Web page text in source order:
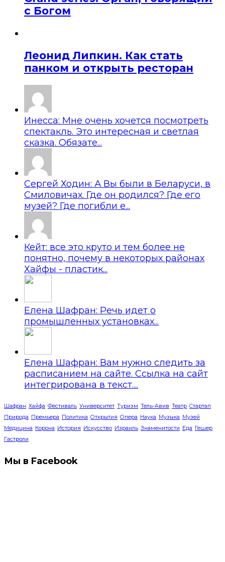
с Богом
Леонид Липкин. Как стать
панком и открыть ресторан
Инесса: Мне очень хочется посмотреть
спектакль. Это интересная и светлая
сказка. Обязате...
Сергей Ходин: А Вы были в Беларуси, в
Смиловичах. Где он родился? Где его
музей? Где погибли е...
Кейт: все это круто и тем более не
понятно, почему в некоторых районах
Хайфы - пластик...
Елена Шафран: Речь идет о
промышленных установках...
Елена Шафран: Вам нужно следить за
расписанием на сайте. Ссылка на сайт
интегрирована в текст....
Шафран Хайфа Фестиваль Университет Туризм Тель-Авив Театр Стартап
Природа Премьера Политика Открытия Опера Наука Музыка Музей
Медицина Корона История Искусство Израиль Знаменитости Еда Гешер
Гастроли
Мы в Facebook